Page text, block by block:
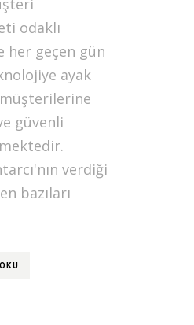
odaklı
her geçen gün
ayak
güvenli
verdiği
bazıları